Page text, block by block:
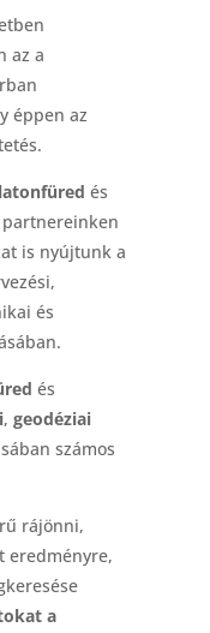
az a
éppen az
és
is nyújtunk a
és
és
, geodéziai
számos
rájönni,
eredményre,
a